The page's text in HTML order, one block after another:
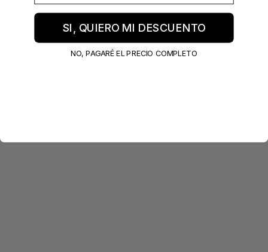
SI, QUIERO MI DESCUENTO
NO, PAGARÉ EL PRECIO COMPLETO